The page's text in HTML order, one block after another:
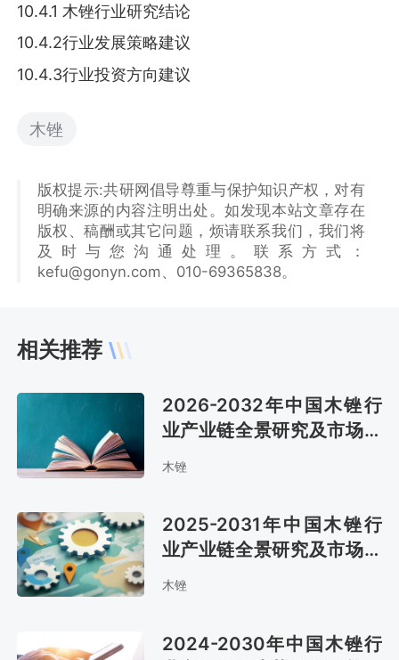
10.4.1 木锉行业研究结论
10.4.2行业发展策略建议
10.4.3行业投资方向建议
木锉
版权提示:共研网倡导尊重与保护知识产权，对有
明确来源的内容注明出处。如发现本站文章存在
版权、稿酬或其它问题，烦请联系我们，我们将
及时与您沟通处理。联系方式：
kefu@gonyn.com、010-69365838。
相关推荐
2026-2032年中国木锉行
业产业链全景研究及市场趋
木锉
2025-2031年中国木锉行
业产业链全景研究及市场前
景评估报告
木锉
2024-2030年中国木锉行